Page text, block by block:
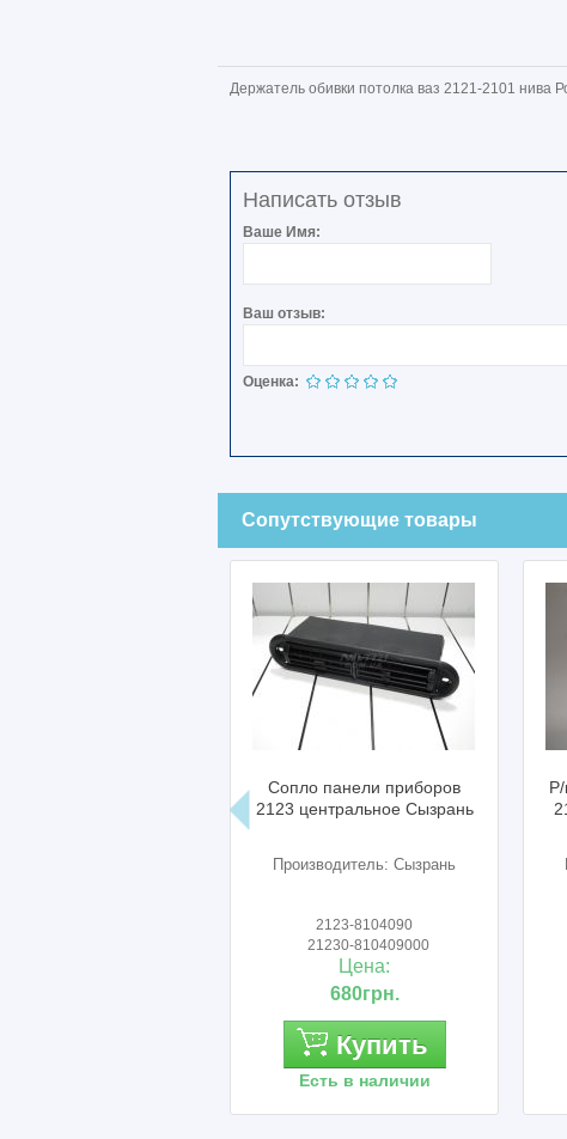
Держатель обивки потолка ваз 2121-2101 нива
Написать отзыв
Ваше Имя:
Ваш отзыв:
Оценка:
Сопутствующие товары
Сопло панели приборов
2123 центральное Сызрань
Производитель: Сызрань
Р/к
2106 (дворников)
Производитель: